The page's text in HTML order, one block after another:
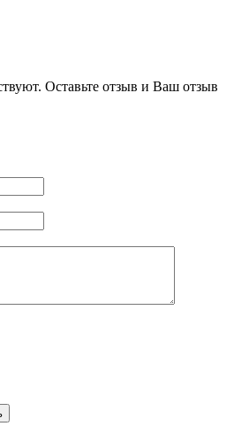
Оставьте отзыв и Ваш отзыв